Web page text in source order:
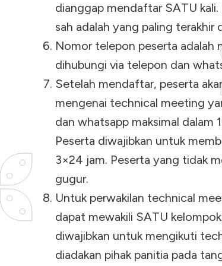
dianggap mendaftar SATU
sah adalah yang paling terakhir
Nomor telepon peserta adalah
dihubungi via telepon dan
Setelah mendaftar, peserta
mengenai technical meeting
dan whatsapp maksimal dalam
Peserta diwajibkan untuk
3×24 jam. Peserta yang tidak
gugur.
Untuk perwakilan technical
dapat mewakili SATU
diwajibkan untuk mengikuti
diadakan pihak panitia pada